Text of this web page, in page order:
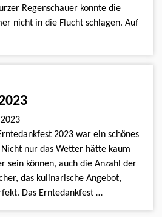
Regenschauer konnte die
nicht in die Flucht schlagen. Auf
2023 war ein schönes
Nicht nur das Wetter hätte kaum
sein können, auch die Anzahl der
das kulinarische Angebot,
Das Erntedankfest …